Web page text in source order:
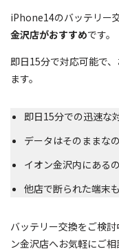
iPhone14のバッテリー
金沢店がおすすめです。
即日15分で対応可能で
ます。
即日15分での迅速な
データはそのままな
イオン金沢内にある
他店で断られた端末
バッテリー交換をご検
ン金沢店へお気軽にご相